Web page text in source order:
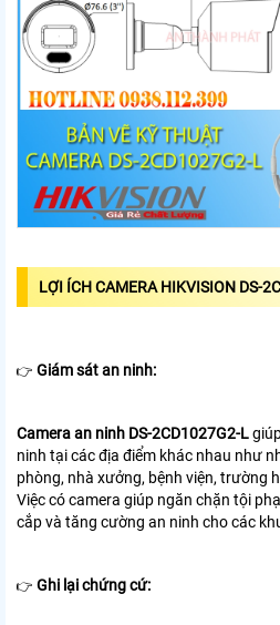
LỢI ÍCH CAMERA HIKVISION DS-
👉 Giám sát an ninh:
Camera an ninh DS-2CD1027G2-L
ninh tại các địa điểm khác nhau như
phòng, nhà xưởng, bệnh viện, trường
Việc có camera giúp ngăn chặn tội
cắp và tăng cường an ninh cho các
👉 Ghi lại chứng cứ: